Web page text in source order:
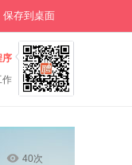
保存到桌面
序
作
40次